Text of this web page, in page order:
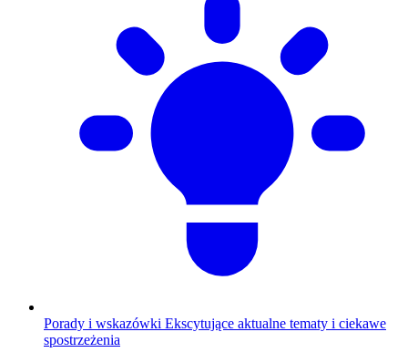
Porady i wskazówki Ekscytujące aktualne tematy i ciekawe
spostrzeżenia